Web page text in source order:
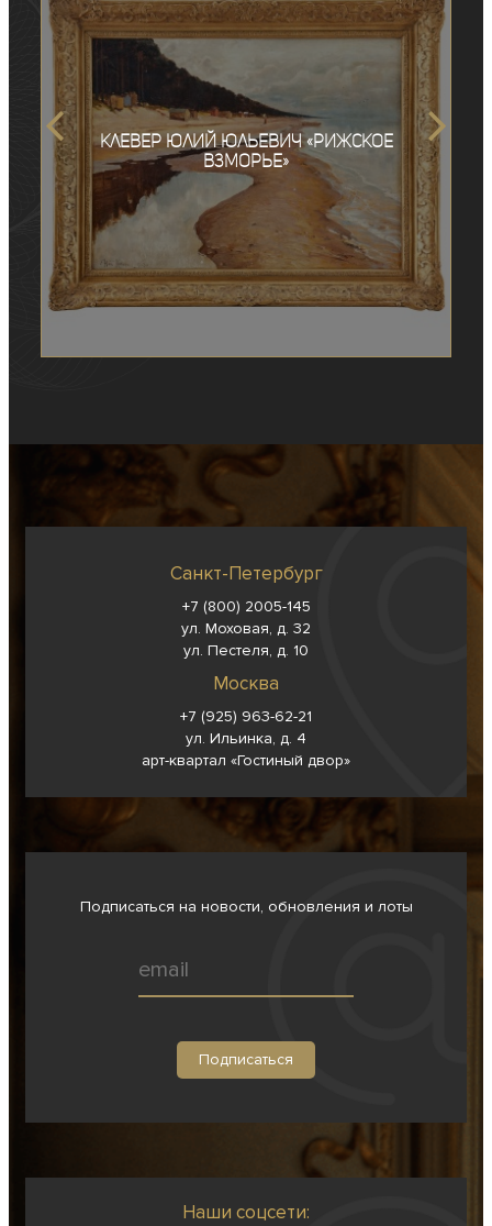
Клевер Юлий Юльевич «Рижское
взморье»
Санкт-Петербург
+7 (800) 2005-145
ул. Моховая, д. 32
ул. Пестеля, д. 10
Москва
+7 (925) 963-62-21
ул. Ильинка, д. 4
арт-квартал «Гостиный двор»
Подписаться на новости, обновления и лоты
Наши соцсети: